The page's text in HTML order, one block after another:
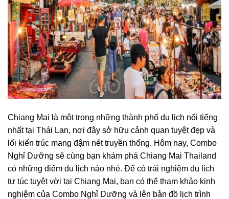
Chiang Mai là một trong những thành phố du lịch nổi tiếng
nhất tại Thái Lan, nơi đây sở hữu cảnh quan tuyệt đẹp và
lối kiến trúc mang đậm nét truyền thống. Hôm nay, Combo
Nghỉ Dưỡng sẽ cùng bạn khám phá Chiang Mai Thailand
có những điểm du lịch nào nhé. Để có trải nghiệm du lịch
tự túc tuyệt vời tại Chiang Mai, bạn có thể tham khảo kinh
nghiệm của Combo Nghỉ Dưỡng và lên bản đồ lịch trình